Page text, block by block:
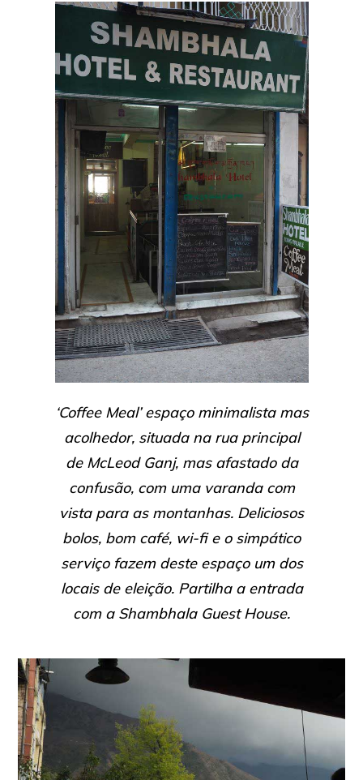
‘Coffee Meal’ espaço minimalista mas
acolhedor, situada na rua principal
de McLeod Ganj, mas afastado da
confusão, com uma varanda com
vista para as montanhas. Deliciosos
bolos, bom café, wi-fi e o simpático
serviço fazem deste espaço um dos
locais de eleição. Partilha a entrada
com a Shambhala Guest House.